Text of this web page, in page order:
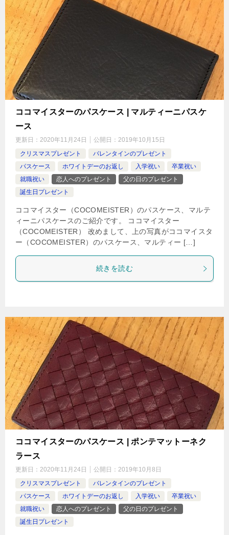
ココマイスターのパスケース | マルティーニパスケ
ース
更新日： 2020年11月24日 公開日： 2019年10月15日
クリスマスプレゼント
バレンタインのプレゼント
パスケース
ホワイトデーのお返し 入学祝い
卒業祝い
就職祝い
恋人へのプレゼント
父の日のプレゼント
誕生日プレゼント
ココマイスター（COCOMEISTER）のパスケース、マルテ
ィーニパスケースのご紹介です。 ココマイスター
（COCOMEISTER） 改めまして、上の写真がココマイスタ
ー（COCOMEISTER）のパスケース、マルティー […]
続きを読む
ココマイスターのパスケース | ポンテマットーネク
ラース
更新日： 2020年11月24日 公開日： 2019年10月8日
クリスマスプレゼント
バレンタインのプレゼント
パスケース
ホワイトデーのお返し 入学祝い
卒業祝い
就職祝い
恋人へのプレゼント
父の日のプレゼント
誕生日プレゼント